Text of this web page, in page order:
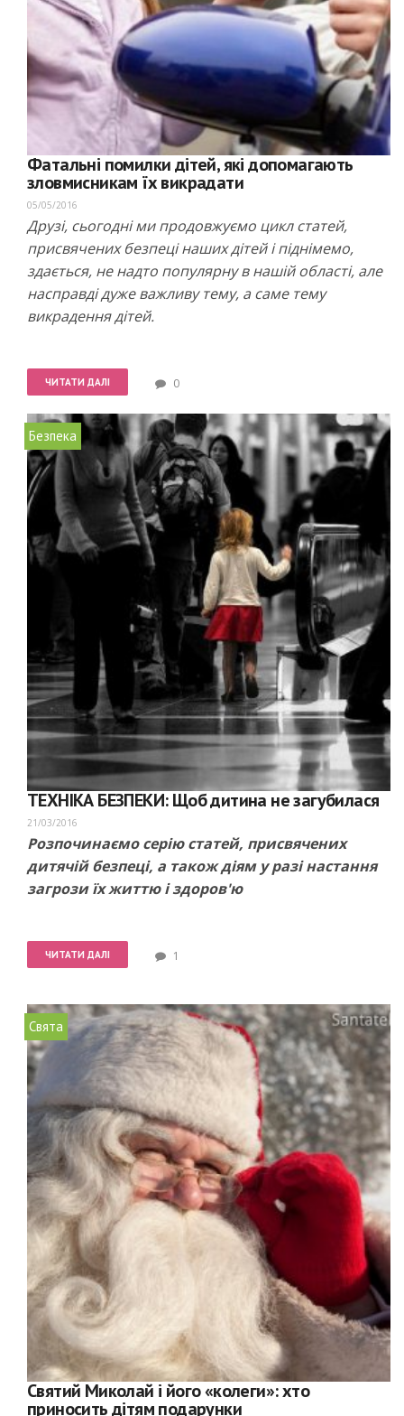
Фатальні помилки дітей, які допомагають
зловмисникам їх викрадати
05/05/2016
Друзі, сьогодні ми продовжуємо цикл статей,
присвячених безпеці наших дітей і піднімемо,
здається, не надто популярну в нашій області, але
насправді дуже важливу тему, а саме тему
викрадення дітей.
ЧИТАТИ ДАЛІ 0
Безпека
ТЕХНІКА БЕЗПЕКИ: Щоб дитина не загубилася
21/03/2016
Розпочинаємо серію статей, присвячених
дитячій безпеці, а також діям у разі настання
загрози їх життю і здоров'ю
ЧИТАТИ ДАЛІ 1
Свята
Святий Миколай і його «колеги»: хто
приносить дітям подарунки